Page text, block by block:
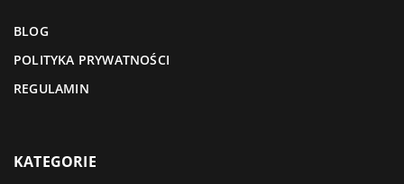
BLOG
POLITYKA PRYWATNOŚCI
REGULAMIN
KATEGORIE